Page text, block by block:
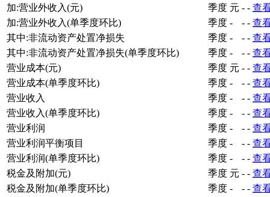
加:营业外收入(元)
季度 元 - - 查
加:营业外收入(单季度环比)
季度 - - - 查
其中:非流动资产处置净损失
季度 - - - 查
其中:非流动资产处置净损失(单季度环比)
季度 - - - 查
营业成本(元)
季度 元 - - 查
营业成本(单季度环比)
季度 - - - 查
营业收入
季度 - - - 查
营业收入(单季度环比)
季度 - - - 查
营业利润
季度 - - - 查
营业利润平衡项目
季度 - - - 查
营业利润(单季度环比)
季度 - - - 查
税金及附加(元)
季度 元 - - 查
税金及附加(单季度环比)
季度 - - - 查